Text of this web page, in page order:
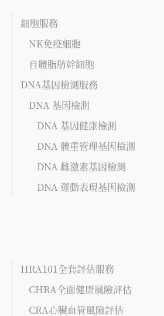
細胞服務
NK免疫細胞
自體脂肪幹細胞
DNA基因檢測服務
DNA 基因檢測
DNA 基因健康檢測
DNA 體重管理基因檢測
DNA 雌激素基因檢測
DNA 運動表現基因檢測
HRA101全套評估服務
CHRA全面健康風險評估
CRA心臟血管風險評估